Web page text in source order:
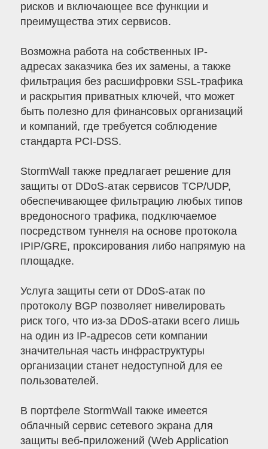
рисков и включающее все функции и
преимущества этих сервисов.
Возможна работа на собственных IP-
адресах заказчика без их замены, а также
фильтрация без расшифровки SSL-трафика
и раскрытия приватных ключей, что может
быть полезно для финансовых организаций
и компаний, где требуется соблюдение
стандарта PCI-DSS.
StormWall также предлагает решение для
защиты от DDoS-атак сервисов TCP/UDP,
обеспечивающее фильтрацию любых типов
вредоносного трафика, подключаемое
посредством туннеля на основе протокола
IPIP/GRE, проксирования либо напрямую на
площадке.
Услуга защиты сети от DDoS-атак по
протоколу BGP позволяет нивелировать
риск того, что из-за DDoS-атаки всего лишь
на один из IP-адресов сети компании
значительная часть инфраструктуры
организации станет недоступной для ее
пользователей.
В портфеле StormWall также имеется
облачный сервис сетевого экрана для
защиты веб-приложений (Web Application